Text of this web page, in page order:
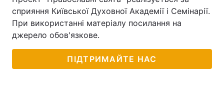
сприяння Київської Духовної Академії і Семінарії.
При використанні матеріалу посилання на
джерело обов'язкове.
ПІДТРИМАЙТЕ НАС